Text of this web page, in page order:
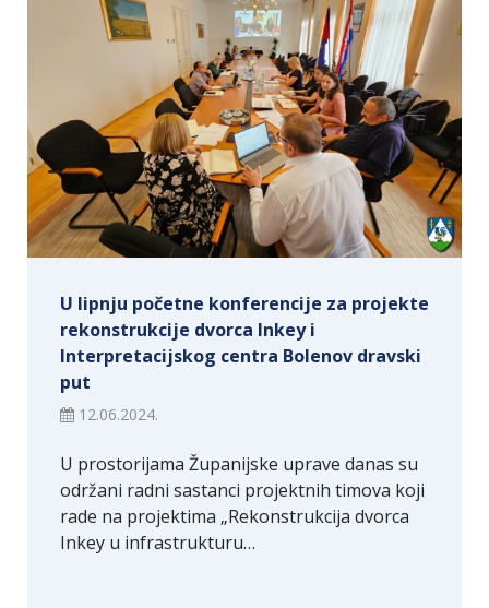
U lipnju početne konferencije za projekte
rekonstrukcije dvorca Inkey i
Interpretacijskog centra Bolenov dravski
put
12.06.2024.
U prostorijama Županijske uprave danas su
održani radni sastanci projektnih timova koji
rade na projektima „Rekonstrukcija dvorca
Inkey u infrastrukturu…